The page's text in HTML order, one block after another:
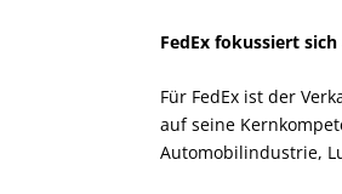
FedEx fokussiert
Für FedEx ist der
auf seine
Automobilindustrie,